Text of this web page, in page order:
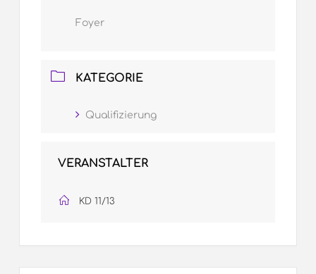
Foyer
KATEGORIE
Qualifizierung
VERANSTALTER
KD 11/13